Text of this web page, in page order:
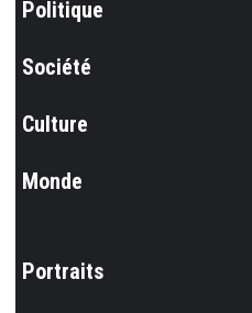
Politique
Société
Culture
Monde
Portraits